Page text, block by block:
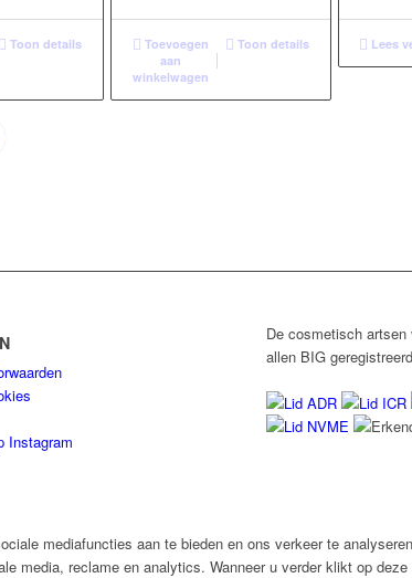
Toon details
Toevoegen
aan
winkelwagen
Toon details Lees
De cosmetisch
allen BIG
mediafuncties aan te bieden en ons verkeer te
media, reclame en analytics. Wanneer u verder klikt op